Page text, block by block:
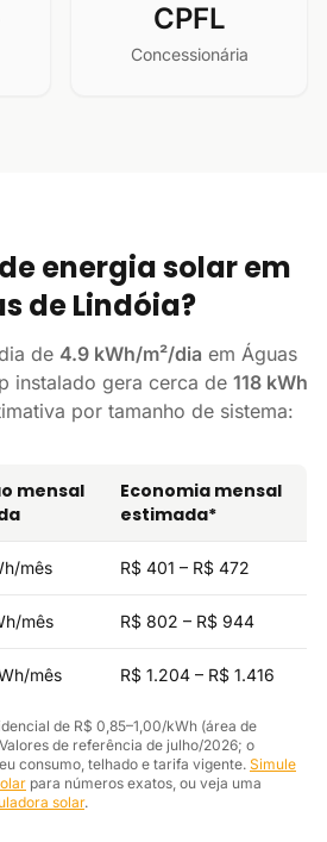
CPFL
Concessionária
energia solar em
de Lindóia?
de 4.9 kWh/m²/dia em Águas
instalado gera cerca de 118 kWh
por tamanho de sistema:
mensal
Economia mensal
estimada*
mês R$ 401 – R$ 472
mês R$ 802 – R$ 944
mês R$ 1.204 – R$ 1.416
de R$ 0,85–1,00/kWh (área de
de referência de julho/2026; o
consumo, telhado e tarifa vigente. Simule
para números exatos, ou veja uma
solar.